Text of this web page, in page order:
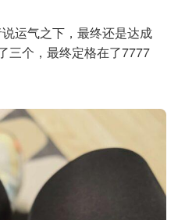
运气之下，最终还是达成
三个，最终定格在了7777